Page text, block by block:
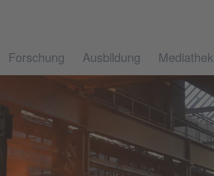
Forschung Ausbildung Mediathek